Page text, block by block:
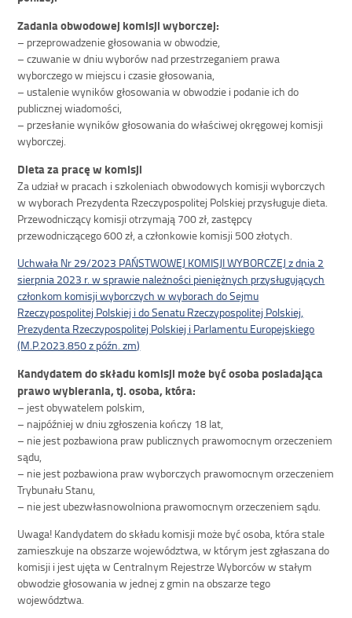
Zadania obwodowej komisji wyborczej:
– przeprowadzenie głosowania w obwodzie,
– czuwanie w dniu wyborów nad przestrzeganiem prawa
wyborczego w miejscu i czasie głosowania,
– ustalenie wyników głosowania w obwodzie i podanie ich do
publicznej wiadomości,
– przesłanie wyników głosowania do właściwej okręgowej komisji
wyborczej.
Dieta za pracę w komisji
Za udział w pracach i szkoleniach obwodowych komisji wyborczych
w wyborach Prezydenta Rzeczypospolitej Polskiej przysługuje dieta.
Przewodniczący komisji otrzymają 700 zł, zastępcy
przewodniczącego 600 zł, a członkowie komisji 500 złotych.
Uchwała Nr 29/2023 PAŃSTWOWEJ KOMISJI WYBORCZEJ z dnia 2
sierpnia 2023 r. w sprawie należności pieniężnych przysługujących
członkom komisji wyborczych w wyborach do Sejmu
Rzeczypospolitej Polskiej i do Senatu Rzeczypospolitej Polskiej,
Prezydenta Rzeczypospolitej Polskiej i Parlamentu Europejskiego
(M.P.2023.850 z późn. zm)
Kandydatem do składu komisji może być osoba posiadająca
prawo wybierania, tj. osoba, która:
– jest obywatelem polskim,
– najpóźniej w dniu zgłoszenia kończy 18 lat,
– nie jest pozbawiona praw publicznych prawomocnym orzeczeniem
sądu,
– nie jest pozbawiona praw wyborczych prawomocnym orzeczeniem
Trybunału Stanu,
– nie jest ubezwłasnowolniona prawomocnym orzeczeniem sądu.
Uwaga! Kandydatem do składu komisji może być osoba, która stale
zamieszkuje na obszarze województwa, w którym jest zgłaszana do
komisji i jest ujęta w Centralnym Rejestrze Wyborców w stałym
obwodzie głosowania w jednej z gmin na obszarze tego
województwa.